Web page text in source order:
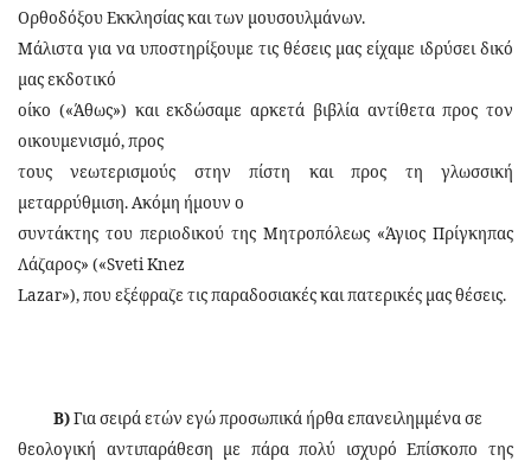
Ορθοδόξου Εκκλησίας και των μουσουλμάνων.
Μάλιστα για να υπoστηρίξουμε τις θέσεις μας είχαμε ιδρύσει δικό
μας εκδοτικό
οίκο («Άθως») και εκδώσαμε αρκετά βιβλία αντίθετα προς τον
οικουμενισμό, προς
τους νεωτερισμούς στην πίστη και προς τη γλωσσική
μεταρρύθμιση. Ακόμη ήμουν ο
συντάκτης του περιοδικού της Μητροπόλεως «Άγιος Πρίγκηπας
Λάζαρος» («Sveti Knez
Lazar»), που εξέφραζε τις παραδοσιακές και πατερικές μας θέσεις.
Β)Για σειρά ετών εγώ προσωπικά ήρθα επανειλημμένα σε
θεολογική αντιπαράθεση με πάρα πολύ ισχυρό Επίσκοπο της